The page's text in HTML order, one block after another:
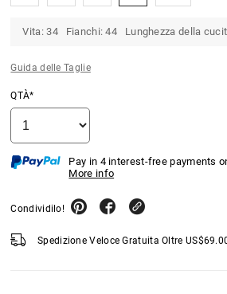
Vita: 34 Fianchi: 44 Lunghezza della
Guida delle Taglie
QTÀ*
Pay in 4 interest-free payments
More info
Condividilo!
Spedizione Veloce Gratuita Oltre US$